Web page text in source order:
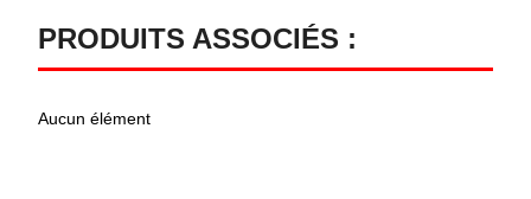
PRODUITS ASSOCIÉS :
Aucun élément